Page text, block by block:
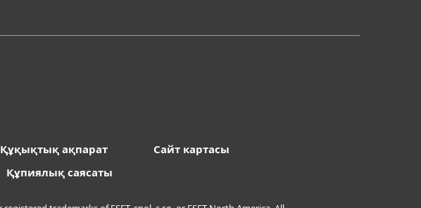
Құқықтық ақпарат
Сайт картасы
Құпиялық саясаты